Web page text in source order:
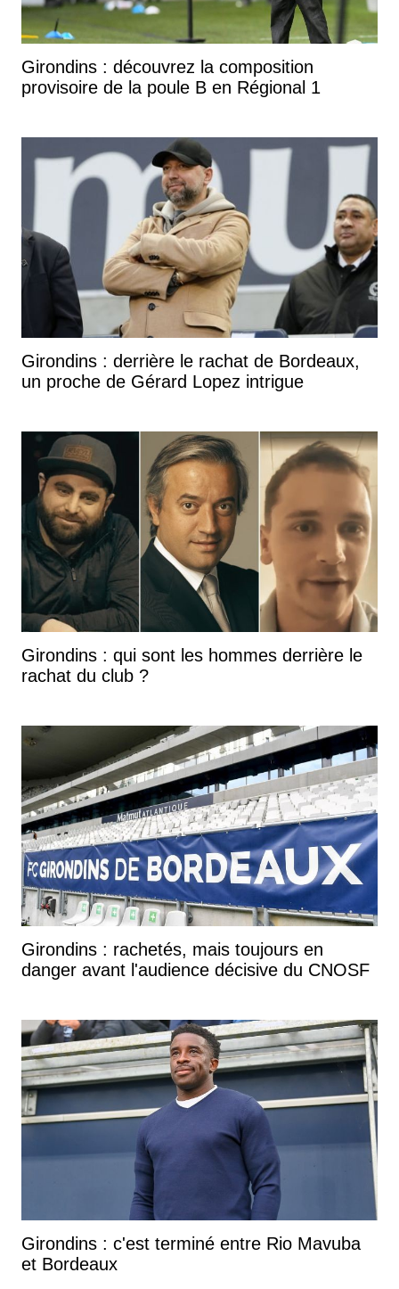
Girondins : découvrez la composition
provisoire de la poule B en Régional 1
Girondins : derrière le rachat de Bordeaux,
un proche de Gérard Lopez intrigue
Girondins : qui sont les hommes derrière le
rachat du club ?
Girondins : rachetés, mais toujours en
danger avant l'audience décisive du CNOSF
Girondins : c'est terminé entre Rio Mavuba
et Bordeaux